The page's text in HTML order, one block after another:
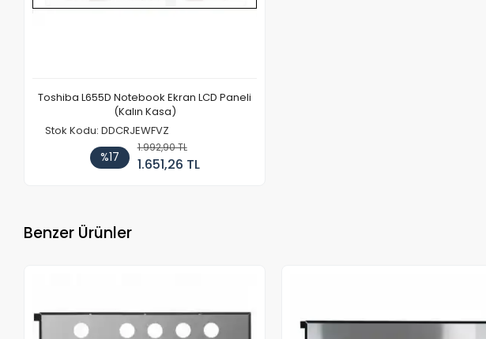
Toshiba L655D Notebook Ekran LCD Paneli
(Kalın Kasa)
Stok Kodu: DDCRJEWFVZ
%17
1.992,90 TL
1.651,26 TL
Benzer Ürünler